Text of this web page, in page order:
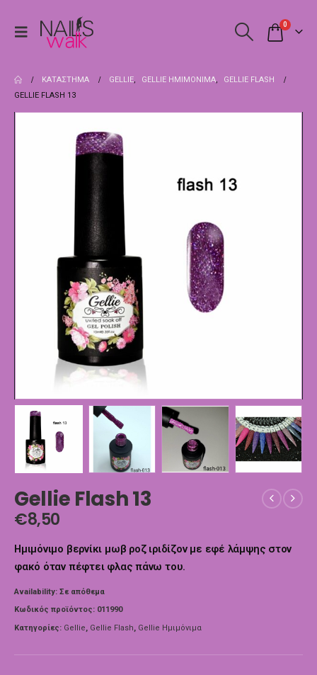
0
ΚΑΤΆΣΤΗΜΑ GELLIE, GELLIE ΗΜΙΜΌΝΙΜΑ,
GELLIE FLASH
GELLIE FLASH 13
Gellie Flash 13
€8,50
Ημιμόνιμο βερνίκι μωβ ροζ ιριδίζον με εφέ λάμψης στον
φακό όταν πέφτει φλας πάνω του.
Availability: Σε απόθεμα
Κωδικός προϊόντος: 011990
Κατηγορίες: Gellie, Gellie Flash, Gellie Ημιμόνιμα